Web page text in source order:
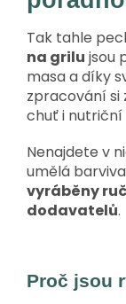
Tak tahle
na grilu jsou
masa a díky
zpracování si
chuť i nutriční
Nenajdete v
umělá
vyráběny
dodavatelů.
Proč jsou